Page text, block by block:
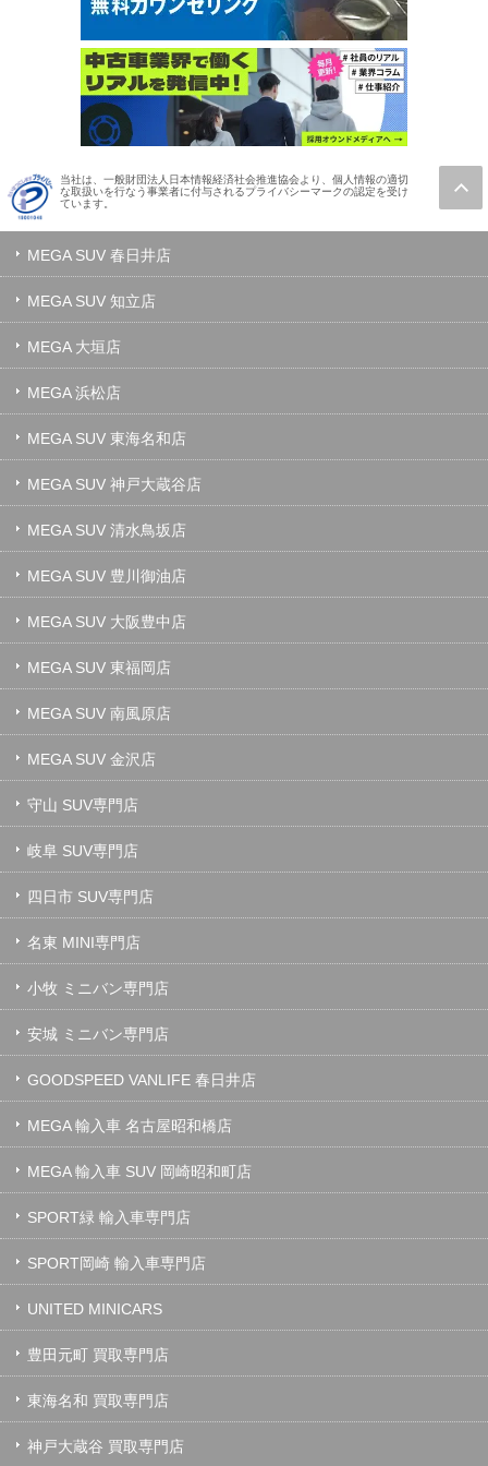
当社は、一般財団法人日本情報経済社会推進協会より、個人情報の適切
な取扱いを行なう事業者に付与されるプライバシーマークの認定を受け
ています。
MEGA SUV 春日井店
MEGA SUV 知立店
MEGA 大垣店
MEGA 浜松店
MEGA SUV 東海名和店
MEGA SUV 神戸大蔵谷店
MEGA SUV 清水鳥坂店
MEGA SUV 豊川御油店
MEGA SUV 大阪豊中店
MEGA SUV 東福岡店
MEGA SUV 南風原店
MEGA SUV 金沢店
守山 SUV専門店
岐阜 SUV専門店
四日市 SUV専門店
名東 MINI専門店
小牧 ミニバン専門店
安城 ミニバン専門店
GOODSPEED VANLIFE 春日井店
MEGA 輸入車 名古屋昭和橋店
MEGA 輸入車 SUV 岡崎昭和町店
SPORT緑 輸入車専門店
SPORT岡崎 輸入車専門店
UNITED MINICARS
豊田元町 買取専門店
東海名和 買取専門店
神戸大蔵谷 買取専門店